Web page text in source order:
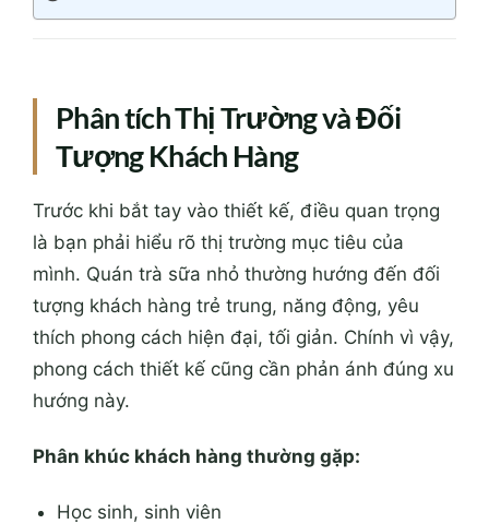
Phân tích Thị Trường và Đối
Tượng Khách Hàng
Trước khi bắt tay vào thiết kế, điều quan trọng
là bạn phải hiểu rõ thị trường mục tiêu của
mình. Quán trà sữa nhỏ thường hướng đến đối
tượng khách hàng trẻ trung, năng động, yêu
thích phong cách hiện đại, tối giản. Chính vì vậy,
phong cách thiết kế cũng cần phản ánh đúng xu
hướng này.
Phân khúc khách hàng thường gặp:
Học sinh, sinh viên